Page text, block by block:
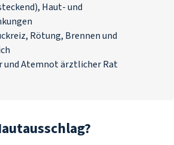
Haut- und
Rötung, Brennen und
und Atemnot ärztlicher Rat